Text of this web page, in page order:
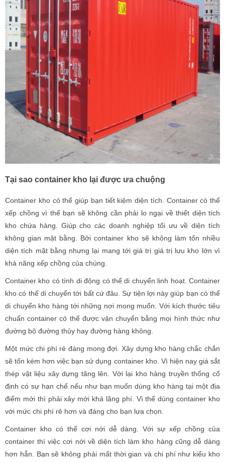
Tại sao container kho lại được ưa chuộng
Container kho có thể giúp bạn tiết kiệm diện tích. Container có thể
xếp chồng vì thế bạn sẽ không cần phải lo ngại về thiết diện tích
kho chứa hàng. Giúp cho các doanh nghiệp tối ưu về diện tích
không gian mặt bằng. Bởi container kho sẽ không làm tốn nhiều
diện tích mặt bằng nhưng lại mang tới giá trị giá trị lưu kho lớn vì
khả năng xếp chồng của chúng.
Container kho có tính di động có thể di chuyển linh hoạt. Container
kho có thể di chuyển tới bất cứ đâu. Sự tiện lợi này giúp bạn có thể
di chuyển kho hàng tới những nơi mong muốn. Với kích thước tiêu
chuẩn container có thể được vận chuyển bằng mọi hình thức như
đường bộ đường thủy hay đường hàng không.
Một mức chi phí rẻ đáng mong đợi. Xây dựng kho hàng chắc chắn
sẽ tốn kém hơn việc bạn sử dụng container kho. Vì hiện nay giá sắt
thép vật liệu xây dựng tăng lên. Với lại kho hàng truyền thống cố
định có sự hạn chế nếu như bạn muốn dùng kho hàng tại một địa
điểm mới thì phải xây mới khá lãng phí. Vì thế dùng container kho
với mức chi phí rẻ hơn và đáng cho bạn lựa chọn.
Container kho có thể cơi nới dễ dàng. Với sự xếp chồng của
container thì việc cơi nới về diện tích làm kho hàng cũng dễ dàng
hơn hẳn. Bạn sẽ không phải mất thời gian và chi phí như kiểu kho